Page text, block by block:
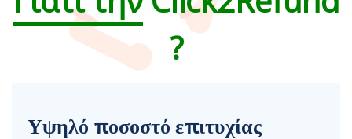
?
Υψηλό ποσοστό επιτυχίας